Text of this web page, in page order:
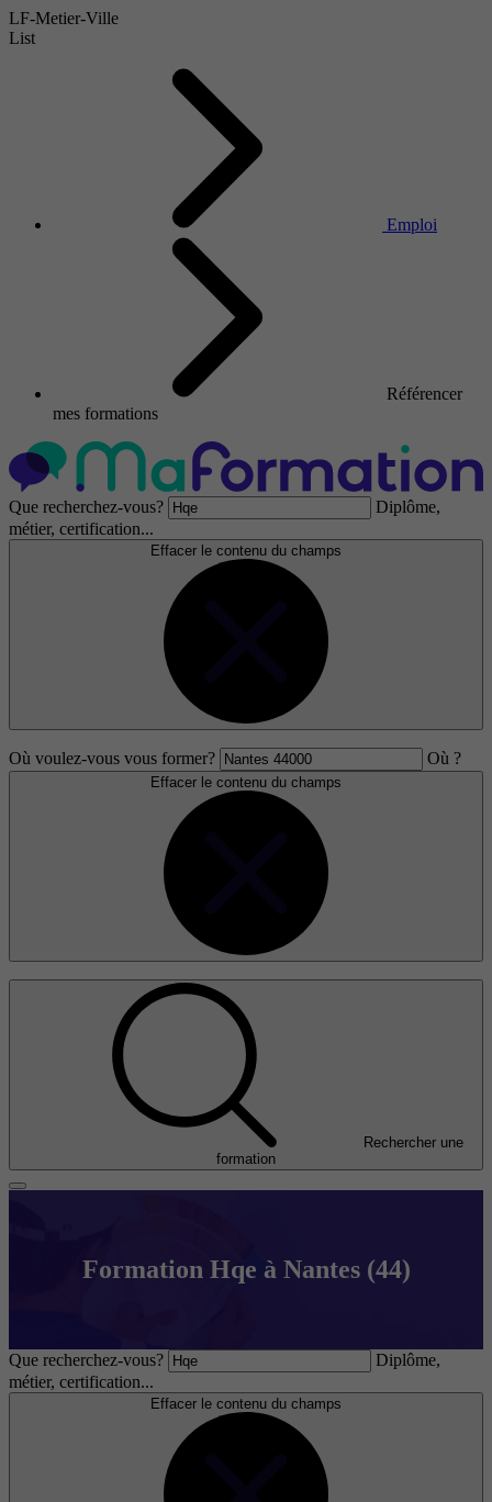
LF-Metier-Ville
List
Emploi
Référencer
mes formations
Que recherchez-vous?
Diplôme,
métier, certification...
Effacer le contenu du champs
Où voulez-vous vous former? Où ?
Effacer le contenu du champs
Rechercher une
formation
Formation Hqe à Nantes (44)
Que recherchez-vous?
Diplôme,
métier, certification...
Effacer le contenu du champs